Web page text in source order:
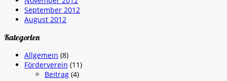
September 2012
August 2012
Kategorien
Allgemein (8)
Förderverein (11)
Beitrag (4)